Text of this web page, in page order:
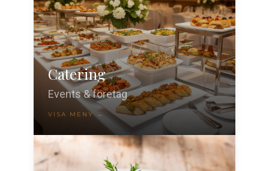
Catering
Events & företag
VISA MENY →